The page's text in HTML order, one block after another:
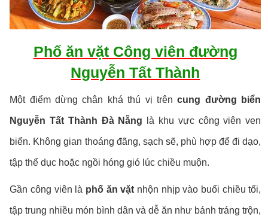
Phố ăn vặt Công viên đường
Nguyễn Tất Thành
Một điểm dừng chân khá thú vị trêncung đường biển
Nguyễn Tất Thành Đà Nẵng là khu vực công viên ven
biển. Không gian thoáng đãng, sạch sẽ, phù hợp để đi dạo,
tập thể dục hoặc ngồi hóng gió lúc chiều muộn.
Gần công viên là phố ăn vặt nhộn nhịp vào buổi chiều tối,
tập trung nhiều món bình dân và dễ ăn như bánh tráng trộn,